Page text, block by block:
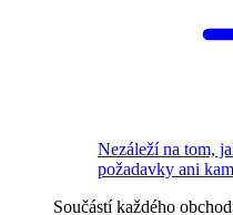
Nezáleží na tom,
požadavky ani
Součástí každého